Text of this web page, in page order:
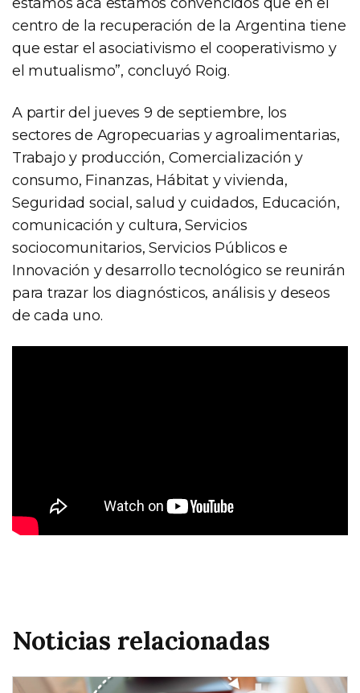
centro de la recuperación de la Argentina tiene
que estar el asociativismo el cooperativismo y
el mutualismo”, concluyó Roig.
A partir del jueves 9 de septiembre, los
sectores de Agropecuarias y agroalimentarias,
Trabajo y producción, Comercialización y
consumo, Finanzas, Hábitat y vivienda,
Seguridad social, salud y cuidados, Educación,
comunicación y cultura, Servicios
sociocomunitarios, Servicios Públicos e
Innovación y desarrollo tecnológico se reunirán
para trazar los diagnósticos, análisis y deseos
de cada uno.
Noticias relacionadas